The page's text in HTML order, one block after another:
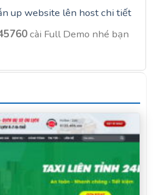
up website lên host chi tiết
cài Full Demo nhé bạn